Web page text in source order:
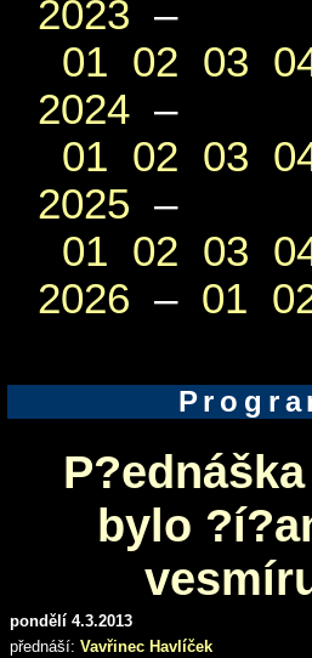
2023 –
01 02 03
2024 –
01 02 03
2025 –
01 02 03
2026 – 01
bylo
pondělí 4.3.2013
přednáší: Vavřinec Havlíček